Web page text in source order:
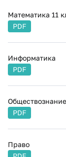
Математика 11
PDF
Информатика
PDF
Обществознание
PDF
Право